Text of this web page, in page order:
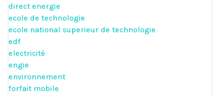
direct energie
ecole de technologie
ecole national superieur de technologie
edf
electricité
engie
environnement
forfait mobile